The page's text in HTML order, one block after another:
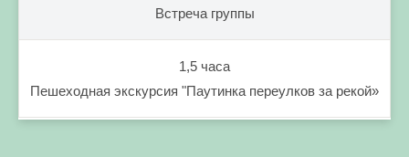
Встреча группы
1,5 часа
Пешеходная экскурсия "Паутинка переулков за рекой»